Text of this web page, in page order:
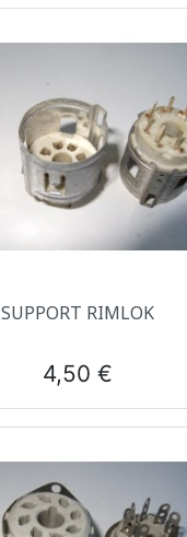
Aperçu rapide
SUPPORT RIMLOK
Prix
4,50 €